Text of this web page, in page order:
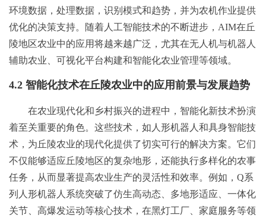
环境数据，处理数据，识别模式和趋势，并为农机作业提供
优化的决策支持。随着人工智能技术的不断进步，AIM在丘
陵地区农业中的应用将越来越广泛，尤其在无人机与机器人
辅助农业、可视化平台构建和智能化农业管理等领域。
4.2 智能化技术在丘陵农业中的应用前景与发展趋势
在农业现代化和乡村振兴的进程中，智能化新技术扮演
着至关重要的角色。这些技术，如人形机器人和具身智能技
术，为丘陵农业的现代化提供了切实可行的解决方案。它们
不仅能够适应丘陵地区的复杂地形，还能执行多样化的农事
任务，从而显著提高农业生产的灵活性和效率。例如，Q系
列人形机器人系统突破了仿生高动态、多地形适应、一体化
关节、高爆发运动等核心技术，在黑灯工厂、家庭服务等领